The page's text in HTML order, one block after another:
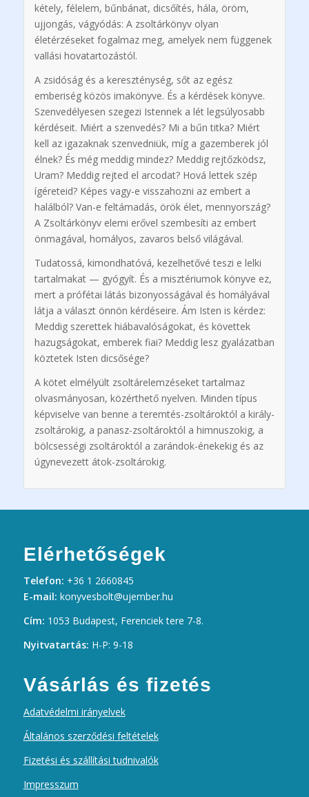
kétely, félelem, bűnbánat, dicsőítés, hála, öröm,
ujjongás, vágyódás: A zsoltárkönyv olyan
életérzéseket fogalmaz meg, amelyek nem függenek
vallási hovatartozástól.
A zsidóság és a kereszténység, sőt az egész
emberiség közös imakönyve. És a kérdések könyve.
Szenvedélyesen szegezi Istennek a lét legsúlyosabb
kérdéseit. Miért a szenvedés? Mi a bűn titka? Miért
kell az igazaknak szenvedniük, míg a gazemberek jól
élnek? És még meddig mindez? Meddig rejtőzködsz,
Uram? Meddig rejted el arcodat? Hová lettek szép
ígéreteid? Képes vagy-e visszahozni az embert a
halálból? Van-e feltámadás, örök élet, mennyország?
A Zsoltárkönyv elemi erővel szembesíti az embert
önmagával, homályos, zavaros belső világával.
Tudatossá, kimondhatóvá, kezelhetővé teszi e lelki
tartalmakat — gyógyít. És a misztériumok könyve ez,
mert a prófétai látás bizonyosságával és homályával
látja a választ önnön kérdéseire. Ám Isten is kérdez:
Meddig sze­rettek hiábavalóságokat, és követtek
hazugságokat, em­berek fiai? Meddig lesz gyalázatban
köztetek Isten dicsősége?
A kötet elmélyült zsoltárelemzéseket tartalmaz
olvasmányosan, közérthető nyelven. Minden típus
képviselve van benne a te­remtés-zsoltároktól a király-
zsoltárokig, a panasz-zsoltároktól a himnuszokig, a
bölcsességi zsoltároktól a zarándok-énekekig és az
úgynevezett átok-zsoltárokig.
Elérhetőségek
Telefon: +36 1 2660845
E-mail: konyvesbolt@ujember.hu
Cím: 1053 Budapest, Ferenciek tere 7-8.
Nyitvatartás: H-P: 9-18
Vásárlás és fizetés
Adatvédelmi irányelvek
Általános szerződési feltételek
Fizetési és szállítási tudnivalók
Impresszum